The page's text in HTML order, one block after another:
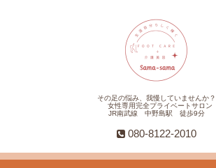
その足の悩み、我慢していませんか？
女性専用完全プライベートサロン
JR南武線 中野島駅 徒歩9分
080-8122-2010